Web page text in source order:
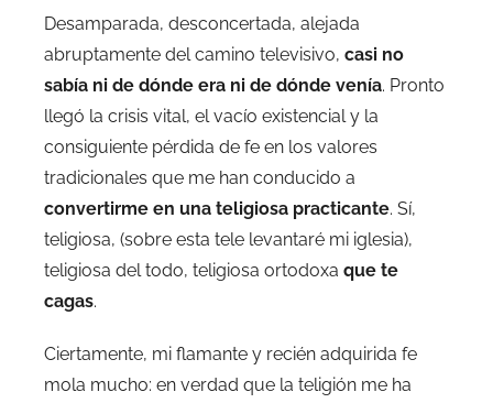
Desamparada, desconcertada, alejada
abruptamente del camino televisivo, casi no
sabía ni de dónde era ni de dónde venía. Pronto
llegó la crisis vital, el vacío existencial y la
consiguiente pérdida de fe en los valores
tradicionales que me han conducido a
convertirme en una teligiosa practicante. Sí,
teligiosa, (sobre esta tele levantaré mi iglesia),
teligiosa del todo, teligiosa ortodoxa que te
cagas.
Ciertamente, mi flamante y recién adquirida fe
mola mucho: en verdad que la teligión me ha